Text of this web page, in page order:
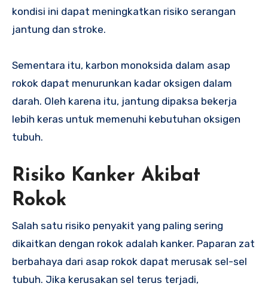
kondisi ini dapat meningkatkan risiko serangan
jantung dan stroke.
Sementara itu, karbon monoksida dalam asap
rokok dapat menurunkan kadar oksigen dalam
darah. Oleh karena itu, jantung dipaksa bekerja
lebih keras untuk memenuhi kebutuhan oksigen
tubuh.
Risiko Kanker Akibat
Rokok
Salah satu risiko penyakit yang paling sering
dikaitkan dengan rokok adalah kanker. Paparan zat
berbahaya dari asap rokok dapat merusak sel-sel
tubuh. Jika kerusakan sel terus terjadi,